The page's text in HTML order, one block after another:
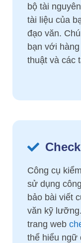
bộ tài
tài liệu của
đạo văn.
bạn với
thuật và các
Công cụ
sử dụng
bảo bài viết
văn kỹ
trang web
thể hiểu ngữ